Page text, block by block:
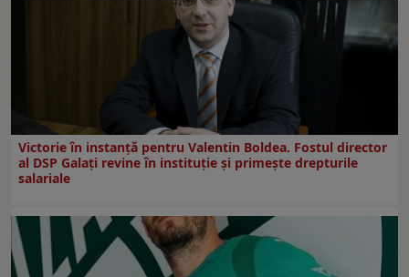
Victorie în instanță pentru Valentin Boldea. Fostul director
al DSP Galați revine în instituție și primește drepturile
salariale